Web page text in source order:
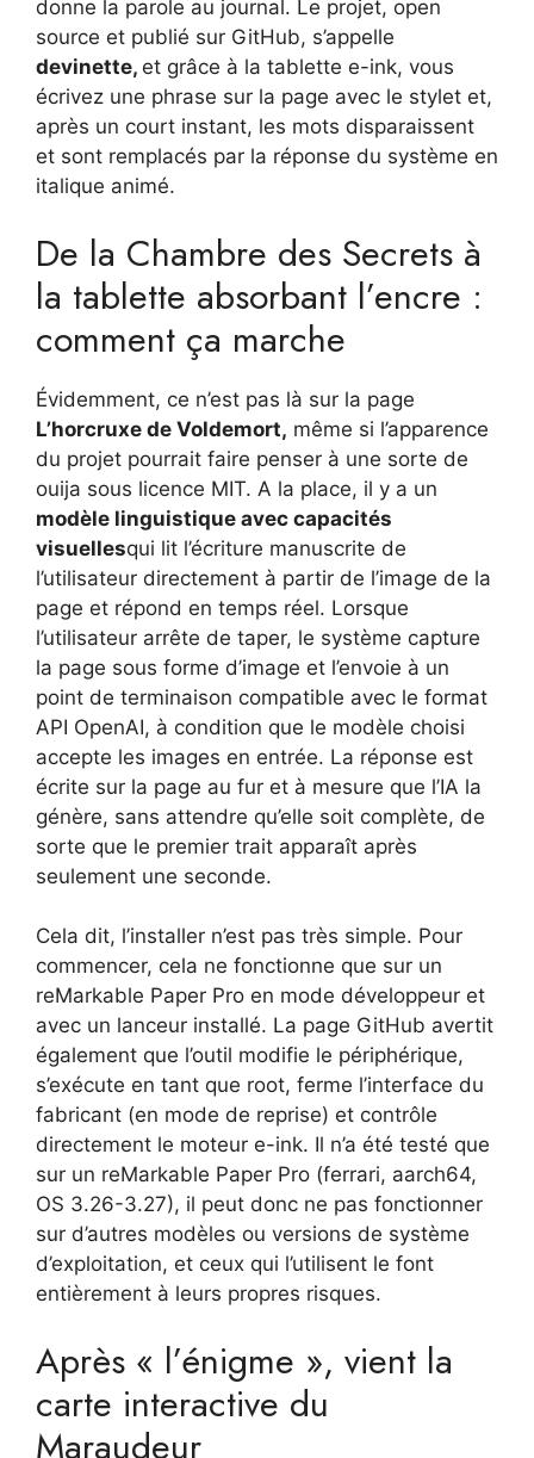
donne la parole au journal. Le projet, open
source et publié sur GitHub, s’appelle
devinette, et grâce à la tablette e-ink, vous
écrivez une phrase sur la page avec le stylet et,
après un court instant, les mots disparaissent
et sont remplacés par la réponse du système en
italique animé.
De la Chambre des Secrets à
la tablette absorbant l’encre :
comment ça marche
Évidemment, ce n’est pas là sur la page
L’horcruxe de Voldemort, même si l’apparence
du projet pourrait faire penser à une sorte de
ouija sous licence MIT. A la place, il y a un
modèle linguistique avec capacités
visuellesqui lit l’écriture manuscrite de
l’utilisateur directement à partir de l’image de la
page et répond en temps réel. Lorsque
l’utilisateur arrête de taper, le système capture
la page sous forme d’image et l’envoie à un
point de terminaison compatible avec le format
API OpenAI, à condition que le modèle choisi
accepte les images en entrée. La réponse est
écrite sur la page au fur et à mesure que l’IA la
génère, sans attendre qu’elle soit complète, de
sorte que le premier trait apparaît après
seulement une seconde.
Cela dit, l’installer n’est pas très simple. Pour
commencer, cela ne fonctionne que sur un
reMarkable Paper Pro en mode développeur et
avec un lanceur installé. La page GitHub avertit
également que l’outil modifie le périphérique,
s’exécute en tant que root, ferme l’interface du
fabricant (en mode de reprise) et contrôle
directement le moteur e-ink. Il n’a été testé que
sur un reMarkable Paper Pro (ferrari, aarch64,
OS 3.26-3.27), il peut donc ne pas fonctionner
sur d’autres modèles ou versions de système
d’exploitation, et ceux qui l’utilisent le font
entièrement à leurs propres risques.
Après « l’énigme », vient la
carte interactive du
Maraudeur